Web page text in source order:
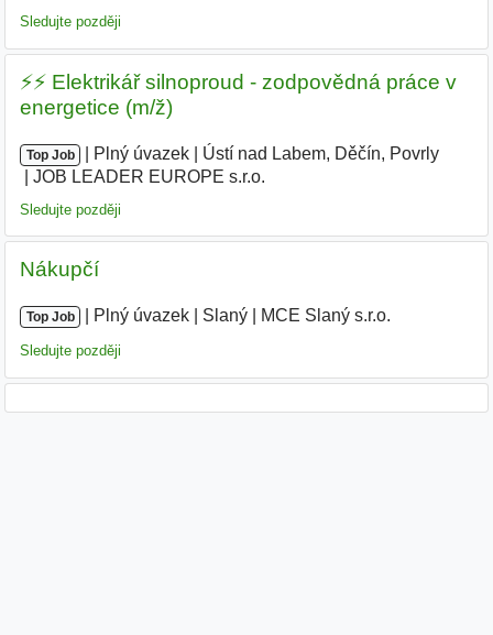
Sledujte později
⚡️⚡️ Elektrikář silnoproud - zodpovědná práce v
energetice (m/ž)
Top Job Plný úvazek Ústí nad Labem, Děčín, Povrly
JOB LEADER EUROPE s.r.o.
Sledujte později
Nákupčí
Top Job Plný úvazek Slaný MCE Slaný s.r.o.
Sledujte později